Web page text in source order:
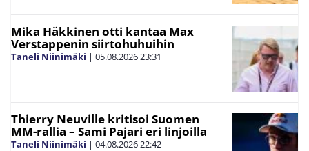
Mika Häkkinen otti kantaa Max
Verstappenin siirtohuhuihin
Taneli Niinimäki | 05.08.202623:31
Thierry Neuville kritisoi Suomen
MM-rallia – Sami Pajari eri linjoilla
Taneli Niinimäki | 04.08.202622:42